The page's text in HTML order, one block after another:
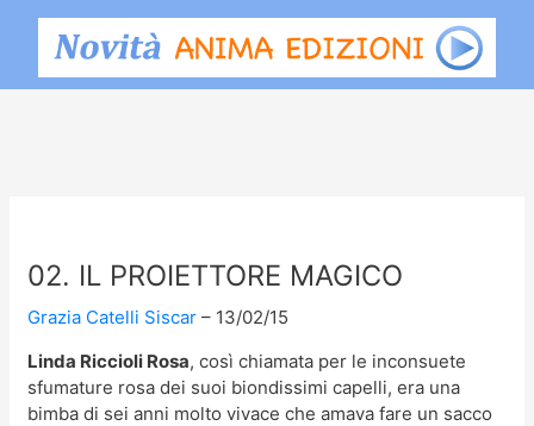
02. IL PROIETTORE MAGICO
Grazia Catelli Siscar
13/02/15
Linda Riccioli Rosa, così chiamata per le inconsuete
sfumature rosa dei suoi biondissimi capelli, era una
bimba di sei anni molto vivace che amava fare un sacco